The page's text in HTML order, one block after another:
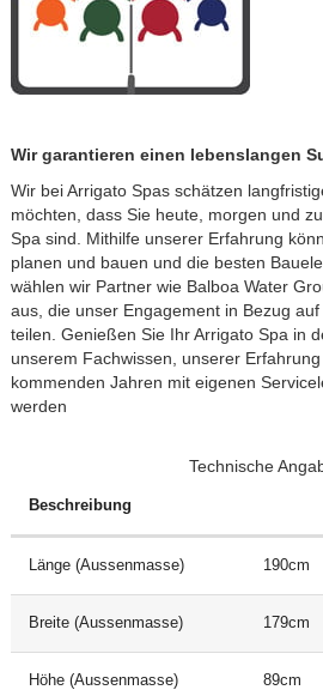
Wir garantieren einen lebenslangen
Wir bei Arrigato Spas schätzen
möchten, dass Sie heute, morgen und
Spa sind. Mithilfe unserer Erfahrung
planen und bauen und die besten
wählen wir Partner wie Balboa Water
aus, die unser Engagement in Bezug
teilen. Genießen Sie Ihr Arrigato Spa in
unserem Fachwissen, unserer
kommenden Jahren mit eigenen
werden
Technische
Beschreibung
Länge (Aussenmasse) 190cm
Breite (Aussenmasse) 179cm
Höhe (Aussenmasse) 89cm